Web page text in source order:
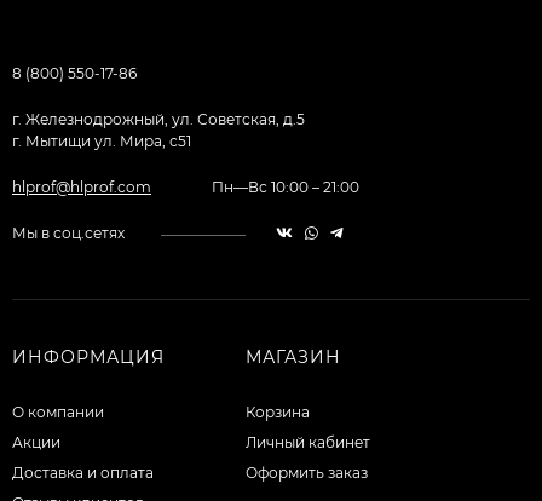
8 (800) 550-17-86
г. Железнодрожный, ул. Советская, д.5
г. Мытищи ул. Мира, с51
hlprof@hlprof.com Пн—Вс 10:00 – 21:00
Мы в соц.сетях
ИНФОРМАЦИЯ
О компании
Акции
Доставка и оплата
МАГАЗИН
Корзина
Личный кабинет
Оформить заказ